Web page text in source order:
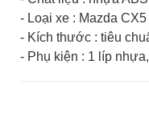
- Loại xe : Mazda
- Kích thước : tiêu
- Phụ kiện : 1 líp